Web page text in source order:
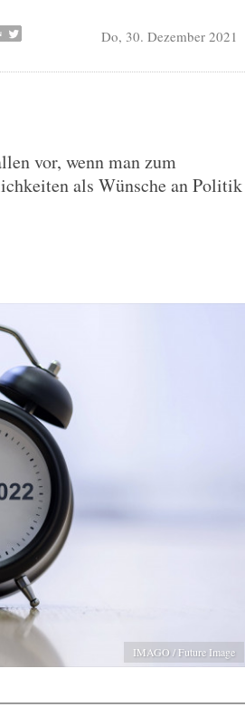
Do, 30. Dezember 2021
vor, wenn man zum
als Wünsche an Politik
IMAGO / Future Image